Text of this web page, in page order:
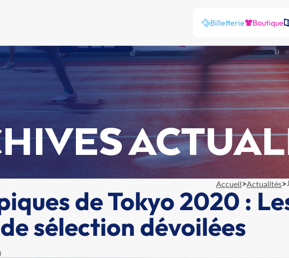
Billetterie Boutique
Accueil>Actualités>
de Tokyo 2020 :
sélection dévoilées